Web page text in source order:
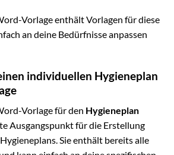
Vorlage enthält Vorlagen für diese
an deine Bedürfnisse anpassen
individuellen Hygieneplan
Vorlage für den Hygieneplan
Ausgangspunkt für die Erstellung
Sie enthält bereits alle